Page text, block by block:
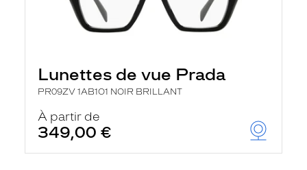
Lunettes de vue Prada
PR09ZV 1AB1O1 NOIR BRILLANT
À partir de
349,00 €